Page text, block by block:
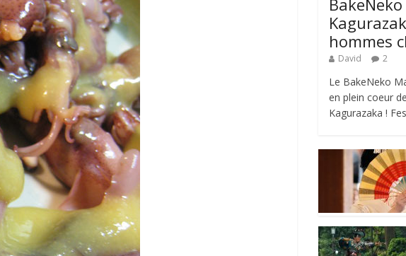
hommes
David 2
Le BakeNeko
en plein coeur
Kagurazaka !